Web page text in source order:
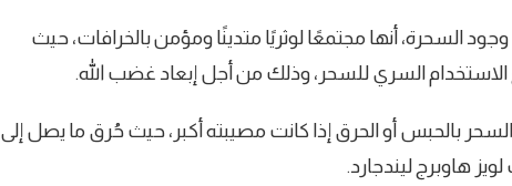
السحرة، أنها مجتمعًا لوثريًا متدينًا ومؤمن بالخرافات، حيث
الاستخدام السري للسحر، وذلك من أجل إبعاد غضب الله.
بالحبس أو الحرق إذا كانت مصيبته أكبر، حيث حُرق ما يصل إلى